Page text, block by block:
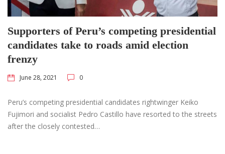
Supporters of Peru’s competing presidential
candidates take to roads amid election
frenzy
June 28, 2021 0
Peru’s competing presidential candidates rightwinger Keiko
Fujimori and socialist Pedro Castillo have resorted to the streets
after the closely contested…